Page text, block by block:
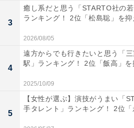
が多いイメージだから（20代・
トが集まりました。
3
癒し系だと思う「STARTO社の若
ランキング！ 2位「松島聡」を抑
2026/08/05
4
遠方からでも行きたいと思う「
駅」ランキング！ 2位「飯高」を
2025/10/09
5
【女性が選ぶ】演技がうまい「
手タレント」ランキング！ 2位「